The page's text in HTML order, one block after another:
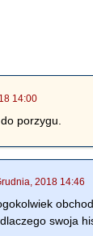
14:00
porzygu.
2018 14:46
swoja